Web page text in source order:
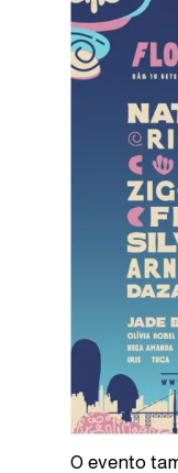
O evento